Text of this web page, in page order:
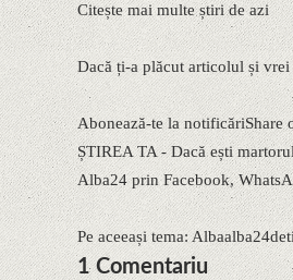
Citește mai multe știri de azi
Dacă ți-a plăcut articolul și
Abonează-te la notificăriShare
ȘTIREA TA - Dacă ești
Alba24 prin Facebook,
Pe aceeași tema:
1 Comentariu